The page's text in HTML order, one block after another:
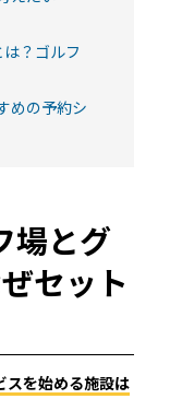
？ゴルフ
めの予約シ
場とグ
セット
スを始める施設は